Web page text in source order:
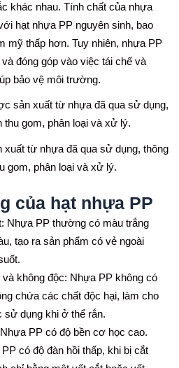
khác nhau. Tính chất của nhựa
hạt nhựa PP nguyên sinh, bao
mỹ thấp hơn. Tuy nhiên, nhựa PP
đóng góp vào việc tái chế và
bảo vệ môi trường.
từ nhựa đã qua sử dụng, thông
gom, phân loại và xử lý.
của hạt nhựa PP
Nhựa PP thường có màu trắng
tạo ra sản phẩm có vẻ ngoài
và không độc: Nhựa PP không có
chứa các chất độc hại, làm cho
sử dụng khi ở thể rắn.
PP có độ bền cơ học cao.
có độ đàn hồi thấp, khi bị cắt